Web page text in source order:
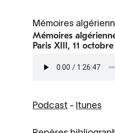
Mémoires
Mémoires
Paris XIII, 11
Podcast - Itunes